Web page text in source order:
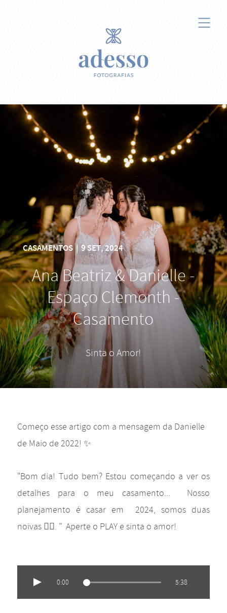
CASAMENTOS| 9 SET, 2024
Ana Beatriz & Danielle -
Espaço Clemonth -
Casamento
Sinta o Amor!
Começo esse artigo com a mensagem da Danielle
de Maio de 2022! ✨
"Bom dia! Tudo bem? Estou começando a ver os
detalhes para o meu casamento... Nosso
planejamento é casar em 2024, somos duas
noivas 🏳‍🌈. " Aperte o PLAY e sinta o amor!
0:00 5:38